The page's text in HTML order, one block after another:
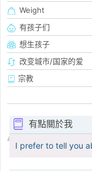
Weight
有孩子们
想生孩子
改变城市/国家的爱
宗教
有點關於我
I prefer to tell you